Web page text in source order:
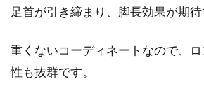
足首が引き締まり、脚長効果が期待
重くないコーディネートなので、
性も抜群です。